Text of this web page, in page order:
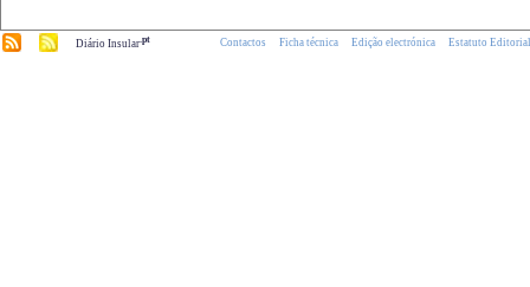
Diário Insular.pt Contactos Ficha técnica Edição electrónica Estatuto Editorial